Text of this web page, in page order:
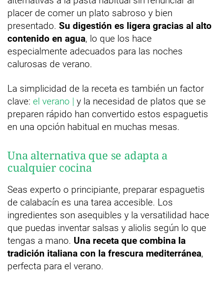
placer de comer un plato sabroso y bien
presentado. Su digestión es ligera gracias al alto
contenido en agua, lo que los hace
especialmente adecuados para las noches
calurosas de verano.
La simplicidad de la receta es también un factor
clave: el verano | y la necesidad de platos que se
preparen rápido han convertido estos espaguetis
en una opción habitual en muchas mesas.
Una alternativa que se adapta a
cualquier cocina
Seas experto o principiante, preparar espaguetis
de calabacín es una tarea accesible. Los
ingredientes son asequibles y la versatilidad hace
que puedas inventar salsas y aliolis según lo que
tengas a mano. Una receta que combina la
tradición italiana con la frescura mediterránea,
perfecta para el verano.